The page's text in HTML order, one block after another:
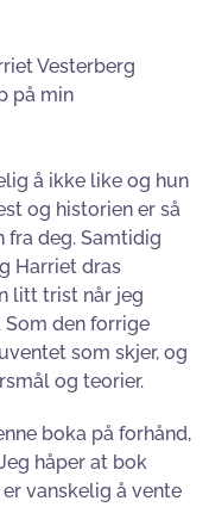
Vesterberg
på min
å ikke like og hun
og historien er så
fra deg. Samtidig
Harriet dras
litt trist når jeg
Som den forrige
som skjer, og
og teorier.
boka på forhånd,
håper at bok
vanskelig å vente